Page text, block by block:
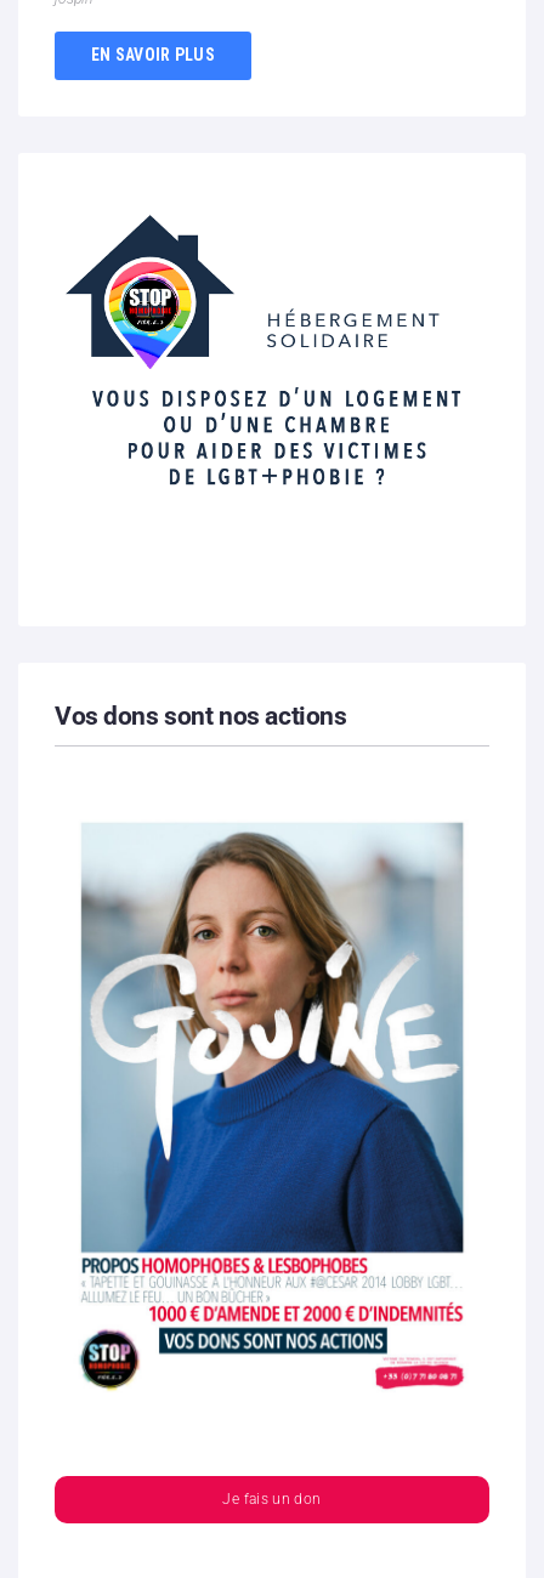
EN SAVOIR PLUS
Vos dons sont nos actions
Je fais un don